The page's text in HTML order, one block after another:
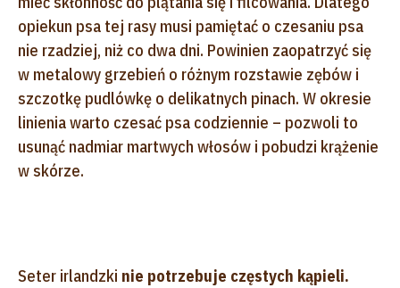
opiekun psa tej rasy musi pamiętać o czesaniu psa
nie rzadziej, niż co dwa dni. Powinien zaopatrzyć się
w metalowy grzebień o różnym rozstawie zębów i
szczotkę pudlówkę o delikatnych pinach. W okresie
linienia warto czesać psa codziennie – pozwoli to
usunąć nadmiar martwych włosów i pobudzi krążenie
w skórze.
Seter irlandzki nie potrzebuje częstych kąpieli.